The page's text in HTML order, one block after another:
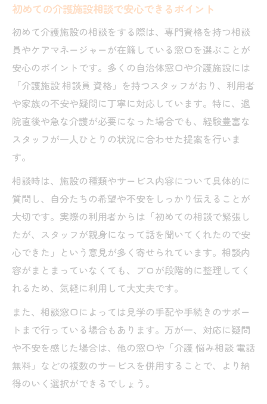
電話や24時間対応の介護施設相談で安心を得る
介護施設相談の24時間電話窓口を活用する
方法
夜間や休日も安心の介護施設相談サービス
介護施設相談は匿名・無料で利用できる？
介護施設の相談窓口で心強い支援を受ける
初めての介護施設相談で大切な心構え
介護施設相談を成功に導く準備と質問例
相談時に伝えるべき介護施設の希望条件
介護施設相談後の流れと次のステップ
不安を安心に変える介護施設相談の進め方
初めての介護施設相談で安心できるポイント
初めて介護施設の相談をする際は、専門資格を持つ相談
員やケアマネージャーが在籍している窓口を選ぶことが
安心のポイントです。多くの自治体窓口や介護施設には
「介護施設 相談員 資格」を持つスタッフがおり、利用者
や家族の不安や疑問に丁寧に対応しています。特に、退
院直後や急な介護が必要になった場合でも、経験豊富な
スタッフが一人ひとりの状況に合わせた提案を行いま
す。
相談時は、施設の種類やサービス内容について具体的に
質問し、自分たちの希望や不安をしっかり伝えることが
大切です。実際の利用者からは「初めての相談で緊張し
たが、スタッフが親身になって話を聞いてくれたので安
心できた」という意見が多く寄せられています。相談内
容がまとまっていなくても、プロが段階的に整理してく
れるため、気軽に利用して大丈夫です。
また、相談窓口によっては見学の手配や手続きのサポー
トまで行っている場合もあります。万が一、対応に疑問
や不安を感じた場合は、他の窓口や「介護 悩み相談 電話
無料」などの複数のサービスを併用することで、より納
得のいく選択ができるでしょう。